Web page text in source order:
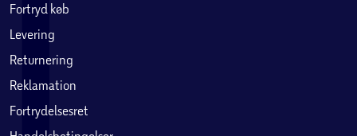
Fortryd køb
Levering
Returnering
Reklamation
Fortrydelsesret